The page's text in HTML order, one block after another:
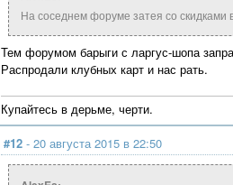
На соседнем форуме затея со скидками
Тем форумом барыги с ларгус-шопа
Распродали клубных карт и нас рать.
Купайтесь в дерьме, черти.
#12 - 20 августа 2015 в 22:50